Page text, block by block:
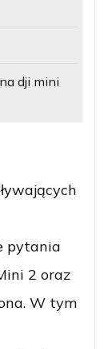
dji mini
pytania
2 oraz
W tym